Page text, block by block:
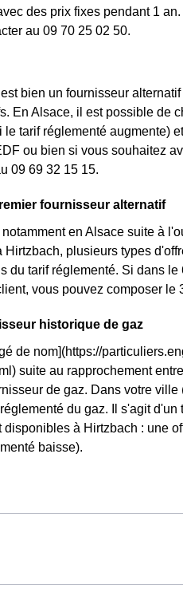
des prix fixes pendant 1
au 09 70 25 02 50.
bien un fournisseur
En Alsace, il est possible de
tarif réglementé augmente)
ou bien si vous souhaitez
09 69 32 15 15.
fournisseur alternatif
en Alsace suite à
plusieurs types
du tarif réglementé. Si dans
vous pouvez composer le
historique de gaz
de nom](https://
suite au rapprochement
de gaz. Dans votre
du gaz. Il s'agit
à Hirtzbach : une
baisse).